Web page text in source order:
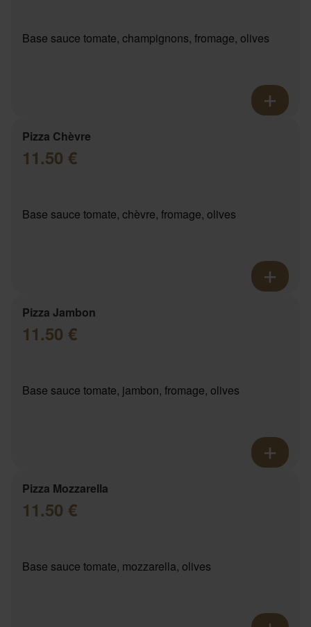
Base sauce tomate, champignons, fromage, olives
Pizza Chèvre
11.50 €
Base sauce tomate, chèvre, fromage, olives
Pizza Jambon
11.50 €
Base sauce tomate, jambon, fromage, olives
Pizza Mozzarella
11.50 €
Base sauce tomate, mozzarella, olives